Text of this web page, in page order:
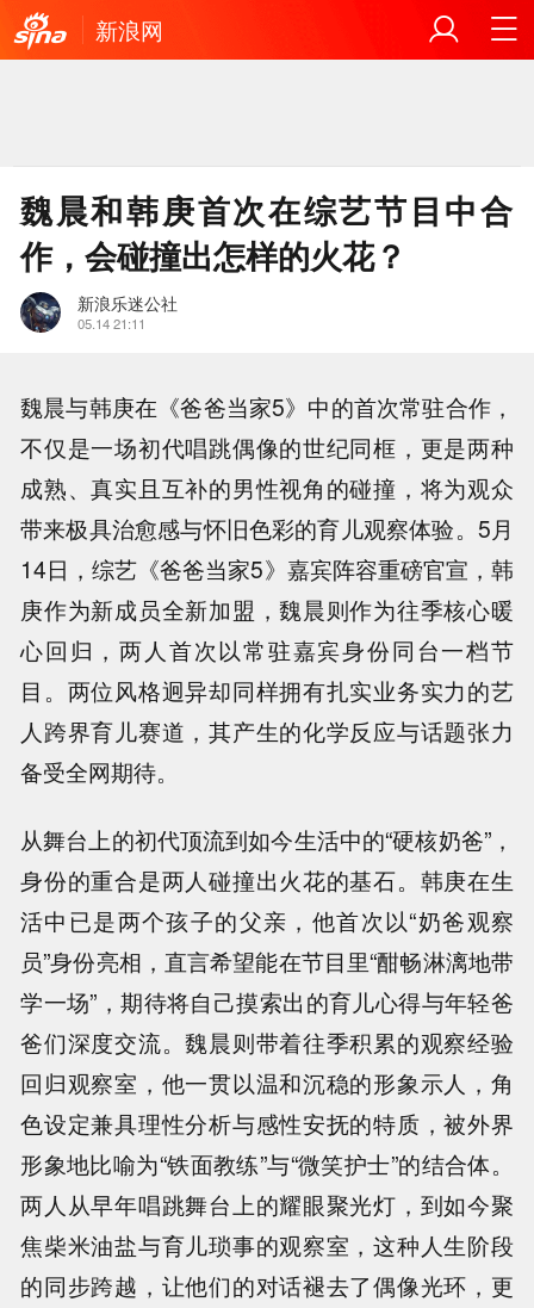
新浪网
魏晨和韩庚首次在综艺节目中合
作，会碰撞出怎样的火花？
新浪乐迷公社
05.14 21:11
魏晨与韩庚在《爸爸当家5》中的首次常驻合作，
不仅是一场初代唱跳偶像的世纪同框，更是两种
成熟、真实且互补的男性视角的碰撞，将为观众
带来极具治愈感与怀旧色彩的育儿观察体验。5月
14日，综艺《爸爸当家5》嘉宾阵容重磅官宣，韩
庚作为新成员全新加盟，魏晨则作为往季核心暖
心回归，两人首次以常驻嘉宾身份同台一档节
目。两位风格迥异却同样拥有扎实业务实力的艺
人跨界育儿赛道，其产生的化学反应与话题张力
备受全网期待。
从舞台上的初代顶流到如今生活中的“硬核奶爸”，
身份的重合是两人碰撞出火花的基石。韩庚在生
活中已是两个孩子的父亲，他首次以“奶爸观察
员”身份亮相，直言希望能在节目里“酣畅淋漓地带
学一场”，期待将自己摸索出的育儿心得与年轻爸
爸们深度交流。魏晨则带着往季积累的观察经验
回归观察室，他一贯以温和沉稳的形象示人，角
色设定兼具理性分析与感性安抚的特质，被外界
形象地比喻为“铁面教练”与“微笑护士”的结合体。
两人从早年唱跳舞台上的耀眼聚光灯，到如今聚
焦柴米油盐与育儿琐事的观察室，这种人生阶段
的同步跨越，让他们的对话褪去了偶像光环，更